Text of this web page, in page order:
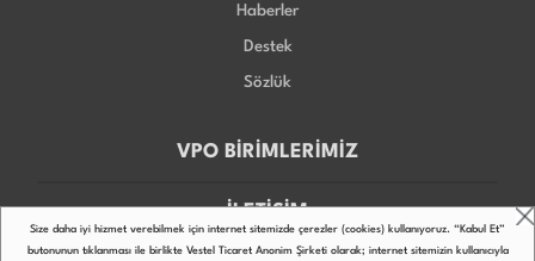
Haberler
Destek
Sözlük
VPO BİRİMLERİMİZ
İLETİŞİM
Size daha iyi hizmet verebilmek için internet sitemizde çerezler (cookies) kullanıyoruz. “Kabul Et”
butonunun tıklanması ile birlikte Vestel Ticaret Anonim Şirketi olarak; internet sitemizin kullanıcıyla